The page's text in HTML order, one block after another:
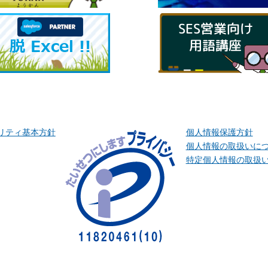
ティ基本方針
個人情報保護方針
個人情報の取扱いに
特定個人情報の取扱